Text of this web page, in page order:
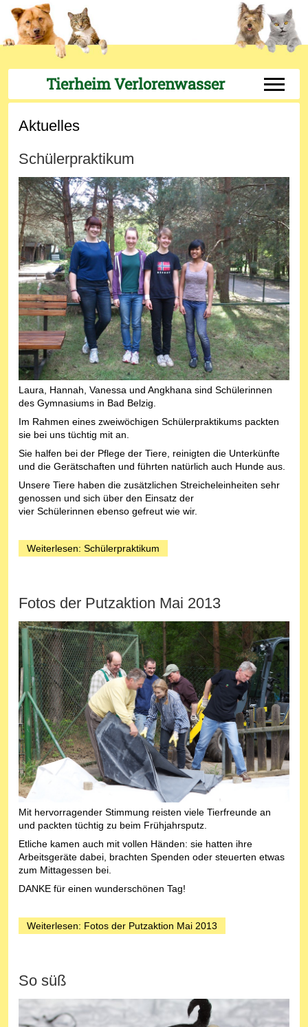
Tierheim Verlorenwasser Off-
Aktuelles
Schülerpraktikum
Laura, Hannah, Vanessa und Angkhana sind Schülerinnen
des Gymnasiums in Bad Belzig.
Im Rahmen eines zweiwöchigen Schülerpraktikums packten
sie bei uns tüchtig mit an.
Sie halfen bei der Pflege der Tiere, reinigten die Unterkünfte
und die Gerätschaften und führten natürlich auch Hunde aus.
Unsere Tiere haben die zusätzlichen Streicheleinheiten sehr
genossen und sich über den Einsatz der
vier Schülerinnen ebenso gefreut wie wir.
Weiterlesen: Schülerpraktikum
Fotos der Putzaktion Mai 2013
Mit hervorragender Stimmung reisten viele Tierfreunde an
und packten tüchtig zu beim Frühjahrsputz.
Etliche kamen auch mit vollen Händen: sie hatten ihre
Arbeitsgeräte dabei, brachten Spenden oder steuerten etwas
zum Mittagessen bei.
DANKE für einen wunderschönen Tag!
Weiterlesen: Fotos der Putzaktion Mai 2013
So süß